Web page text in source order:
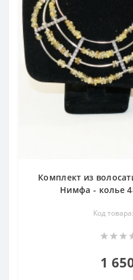
Комплект из
Нимфа - колье
Код
1